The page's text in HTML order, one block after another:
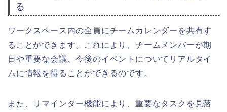
る
ワークスペース内の全員にチームカレンダーを共有す
ることができます。
これにより、チームメンバーが期
日や重要な会議、今後のイベントについてリアルタイ
ムに情報を得ることができるのです。
また、リマインダー機能により、重要なタスクを見落